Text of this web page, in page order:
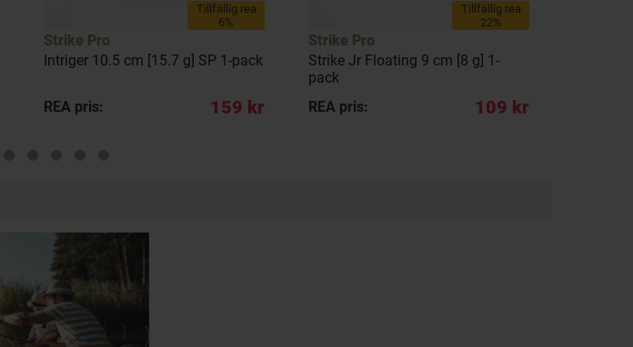
Tillfällig rea
6%
Strike Pro
Intriger 10.5 cm [15.7 g] SP 1-pack
REA pris: 159 kr
Tillfällig rea
22%
Strike Pro
Strike Jr Floating 9 cm [8 g] 1-
pack
REA pris:
109 kr